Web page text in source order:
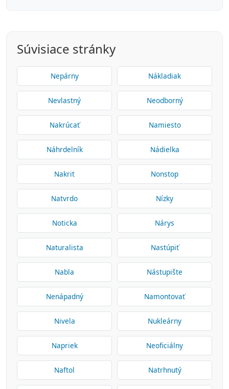
Súvisiace stránky
Nepárny Nákladiak
Nevlastný Neodborný
Nakrúcať Namiesto
Náhrdelník Nádielka
Nakrit Nonstop
Natvrdo Nízky
Noticka Nárys
Naturalista Nastúpiť
Nabla Nástupište
Nenápadný Namontovať
Nivela Nukleárny
Napriek Neoficiálny
Naftol Natrhnutý